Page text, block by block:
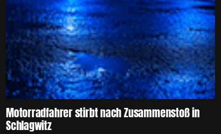
Motorradfahrer stirbt nach Zusammenstoß in
Schlagwitz